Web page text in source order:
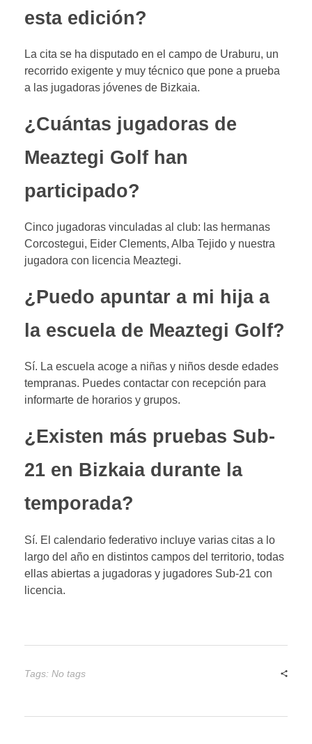
esta edición?
La cita se ha disputado en el campo de Uraburu, un
recorrido exigente y muy técnico que pone a prueba
a las jugadoras jóvenes de Bizkaia.
¿Cuántas jugadoras de
Meaztegi Golf han
participado?
Cinco jugadoras vinculadas al club: las hermanas
Corcostegui, Eider Clements, Alba Tejido y nuestra
jugadora con licencia Meaztegi.
¿Puedo apuntar a mi hija a
la escuela de Meaztegi Golf?
Sí. La escuela acoge a niñas y niños desde edades
tempranas. Puedes contactar con recepción para
informarte de horarios y grupos.
¿Existen más pruebas Sub-
21 en Bizkaia durante la
temporada?
Sí. El calendario federativo incluye varias citas a lo
largo del año en distintos campos del territorio, todas
ellas abiertas a jugadoras y jugadores Sub-21 con
licencia.
Tags: No tags